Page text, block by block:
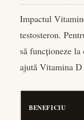
Impactul
testosteron.
să funcționeze
ajută Vitamina
BENEFICIU